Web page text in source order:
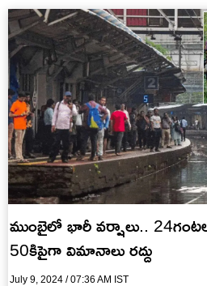
ముంబైలో భారీ వర్షాలు..
50కిపైగా విమానాలు రద్దు
July 9, 2024 / 07:36 AM IST